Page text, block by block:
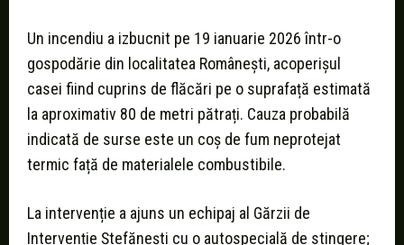
Un incendiu a izbucnit pe 19 ianuarie 2026 într-o
gospodărie din localitatea Românești, acoperișul
casei fiind cuprins de flăcări pe o suprafață estimată
la aproximativ 80 de metri pătrați. Cauza probabilă
indicată de surse este un coș de fum neprotejat
termic față de materialele combustibile.
La intervenție a ajuns un echipaj al Gărzii de
Intervenție Ștefănești cu o autospecială de stingere;